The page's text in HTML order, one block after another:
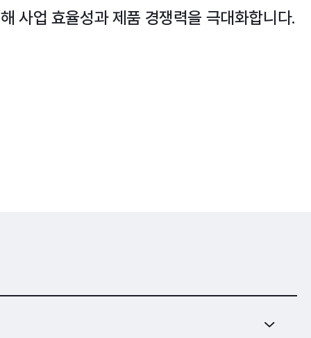
사업 효율성과 제품 경쟁력을 극대화합니다.